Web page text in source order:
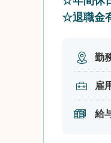
☆退職金
勤
雇
給